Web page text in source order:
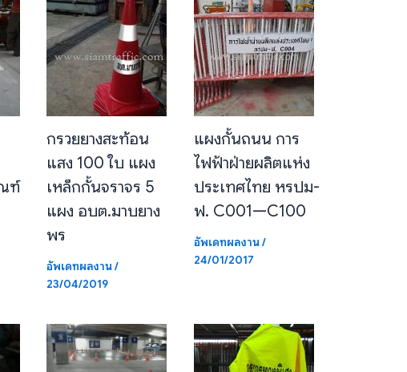
ฑ์
กรวยยางสะท้อน
แสง 100 ใบ แผง
เหล็กกั้นจราจร 5
แผง อบต.มาบยาง
พร
อัพเดทผลงาน/
23/04/2019
แผงกั้นถนน การ
ไฟฟ้าฝ่ายผลิตแห่ง
ประเทศไทย หรปม-
ฟ. C001—C100
อัพเดทผลงาน/
24/01/2017